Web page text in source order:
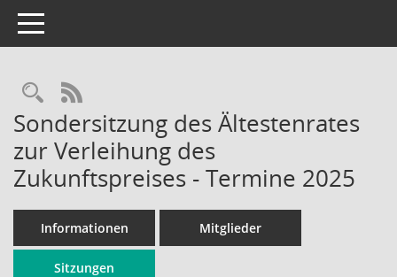
Toggle navigation
Rechercheauswahl
RSS-Feed
Sondersitzung des Ältestenrates
zur Verleihung des
Zukunftspreises - Termine 2025
Informationen Mitglieder
Sitzungen